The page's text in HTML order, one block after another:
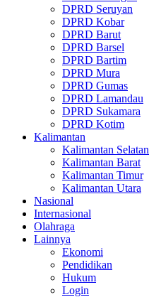
DPRD Seruyan
DPRD Kobar
DPRD Barut
DPRD Barsel
DPRD Bartim
DPRD Mura
DPRD Gumas
DPRD Lamandau
DPRD Sukamara
DPRD Kotim
Kalimantan
Kalimantan Selatan
Kalimantan Barat
Kalimantan Timur
Kalimantan Utara
Nasional
Internasional
Olahraga
Lainnya
Ekonomi
Pendidikan
Hukum
Login